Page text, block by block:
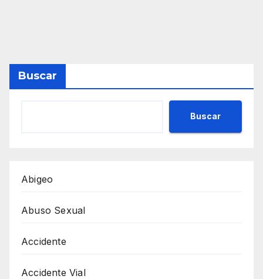
Buscar
Buscar
Abigeo
Abuso Sexual
Accidente
Accidente Vial